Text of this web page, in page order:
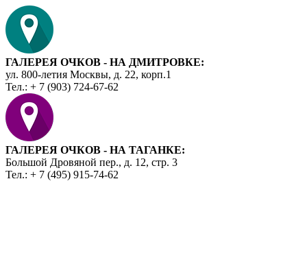
ГАЛЕРЕЯ ОЧКОВ - НА ДМИТРОВКЕ:
ул. 800-летия Москвы, д. 22, корп.1
Тел.: + 7 (903) 724-67-62
ГАЛЕРЕЯ ОЧКОВ - НА ТАГАНКЕ:
Большой Дровяной пер., д. 12, стр. 3
Тел.: + 7 (495) 915-74-62